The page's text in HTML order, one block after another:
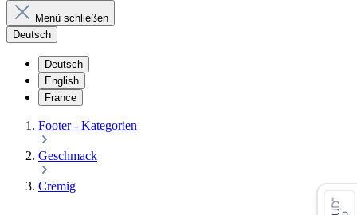
Menü schließen
Deutsch
Deutsch
English
France
Footer - Kategorien
Geschmack
Cremig